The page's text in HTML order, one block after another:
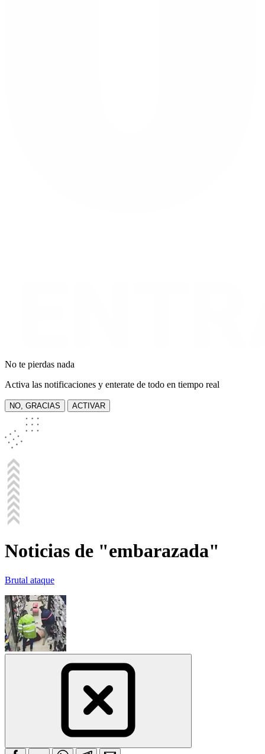
No te pierdas nada
Activa las notificaciones y enterate de todo en tiempo real
NO, GRACIAS ACTIVAR
Noticias de "embarazada"
Brutal ataque